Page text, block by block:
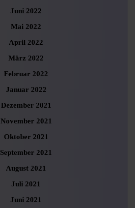
Juni 2022
Mai 2022
April 2022
März 2022
Februar 2022
Januar 2022
Dezember 2021
November 2021
Oktober 2021
September 2021
August 2021
Juli 2021
Juni 2021